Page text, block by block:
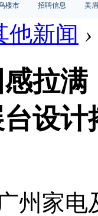
楼市 招聘信息 美
他新闻 ›
拉
设计
州家